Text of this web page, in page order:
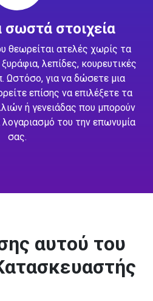
σωστά στοιχεία
θεωρείται ατελές χωρίς τα
λεπίδες, κουρευτικές
Ωστόσο, για να δώσετε μια
επίσης να επιλέξετε τα
ή γενειάδας που μπορούν
λογαριασμό του την επωνυμία
σας.
αυτού του